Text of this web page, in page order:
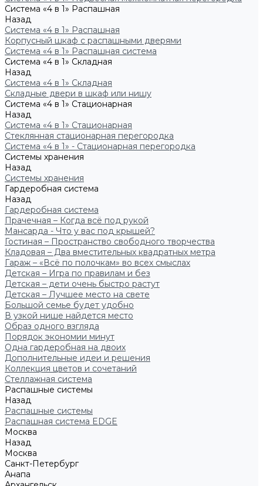
Система «4 в 1» Распашная
Назад
Система «4 в 1» Распашная
Корпусный шкаф с распашными дверями
Система «4 в 1» Распашная система
Система «4 в 1» Складная
Назад
Система «4 в 1» Складная
Складные двери в шкаф или нишу
Система «4 в 1» Стационарная
Назад
Система «4 в 1» Стационарная
Стеклянная стационарная перегородка
Система «4 в 1» - Стационарная перегородка
Системы хранения
Назад
Системы хранения
Гардеробная система
Назад
Гардеробная система
Прачечная – Когда всё под рукой
Мансарда - Что у вас под крышей?
Гостиная – Пространство свободного творчества
Кладовая – Два вместительных квадратных метра
Гараж – «Всё по полочкам» во всех смыслах
Детская – Игра по правилам и без
Детская – дети очень быстро растут
Детская – Лучшее место на свете
Большой семье будет удобно
В узкой нише найдется место
Образ одного взгляда
Порядок экономии минут
Одна гардеробная на двоих
Дополнительные идеи и решения
Коллекция цветов и сочетаний
Стеллажная система
Распашные системы
Назад
Распашные системы
Распашная система EDGE
Москва
Назад
Москва
Санкт-Петербург
Анапа